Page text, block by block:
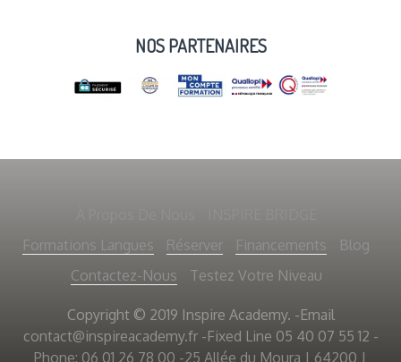
NOS PARTENAIRES
Formations Langues
Réserver Financements
Blog
Contactez-Nous
Testez Votre Niveau
Copyright © 2019 Inspire Academy. -Email
contact@inspireacademy.fr-Fixed Line 05 40 07 55 12 -
Phone: 06 01 26 78 00 -25 Allée du Moura | 64200 |